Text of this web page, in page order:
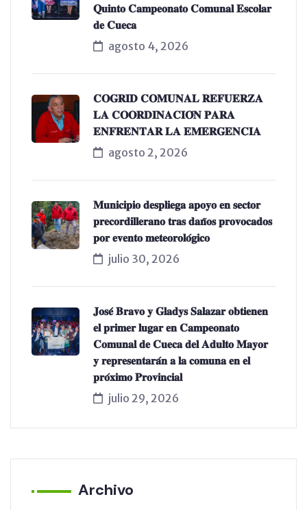
𝐐𝐮𝐢𝐧𝐭𝐨 𝐂𝐚𝐦𝐩𝐞𝐨𝐧𝐚𝐭𝐨 𝐂𝐨𝐦𝐮𝐧𝐚𝐥 𝐄𝐬𝐜𝐨𝐥𝐚𝐫
𝐝𝐞 𝐂𝐮𝐞𝐜𝐚
agosto 4, 2026
𝐂𝐎𝐆𝐑𝐈𝐃 𝐂𝐎𝐌𝐔𝐍𝐀𝐋 𝐑𝐄𝐅𝐔𝐄𝐑𝐙𝐀
𝐋𝐀 𝐂𝐎𝐎𝐑𝐃𝐈𝐍𝐀𝐂𝐈𝐎́𝐍 𝐏𝐀𝐑𝐀
𝐄𝐍𝐅𝐑𝐄𝐍𝐓𝐀𝐑 𝐋𝐀 𝐄𝐌𝐄𝐑𝐆𝐄𝐍𝐂𝐈𝐀
agosto 2, 2026
𝐌𝐮𝐧𝐢𝐜𝐢𝐩𝐢𝐨 𝐝𝐞𝐬𝐩𝐥𝐢𝐞𝐠𝐚 𝐚𝐩𝐨𝐲𝐨 𝐞𝐧 𝐬𝐞𝐜𝐭𝐨𝐫
𝐩𝐫𝐞𝐜𝐨𝐫𝐝𝐢𝐥𝐥𝐞𝐫𝐚𝐧𝐨 𝐭𝐫𝐚𝐬 𝐝𝐚𝐧̃𝐨𝐬 𝐩𝐫𝐨𝐯𝐨𝐜𝐚𝐝𝐨𝐬
𝐩𝐨𝐫 𝐞𝐯𝐞𝐧𝐭𝐨 𝐦𝐞𝐭𝐞𝐨𝐫𝐨𝐥𝐨́𝐠𝐢𝐜𝐨
julio 30, 2026
𝐉𝐨𝐬𝐞́ 𝐁𝐫𝐚𝐯𝐨 𝐲 𝐆𝐥𝐚𝐝𝐲𝐬 𝐒𝐚𝐥𝐚𝐳𝐚𝐫 𝐨𝐛𝐭𝐢𝐞𝐧𝐞𝐧
𝐞𝐥 𝐩𝐫𝐢𝐦𝐞𝐫 𝐥𝐮𝐠𝐚𝐫 𝐞𝐧 𝐂𝐚𝐦𝐩𝐞𝐨𝐧𝐚𝐭𝐨
𝐂𝐨𝐦𝐮𝐧𝐚𝐥 𝐝𝐞 𝐂𝐮𝐞𝐜𝐚 𝐝𝐞𝐥 𝐀𝐝𝐮𝐥𝐭𝐨 𝐌𝐚𝐲𝐨𝐫
𝐲 𝐫𝐞𝐩𝐫𝐞𝐬𝐞𝐧𝐭𝐚𝐫𝐚́𝐧 𝐚 𝐥𝐚 𝐜𝐨𝐦𝐮𝐧𝐚 𝐞𝐧 𝐞𝐥
𝐩𝐫𝐨́𝐱𝐢𝐦𝐨 𝐏𝐫𝐨𝐯𝐢𝐧𝐜𝐢𝐚𝐥
julio 29, 2026
Archivo